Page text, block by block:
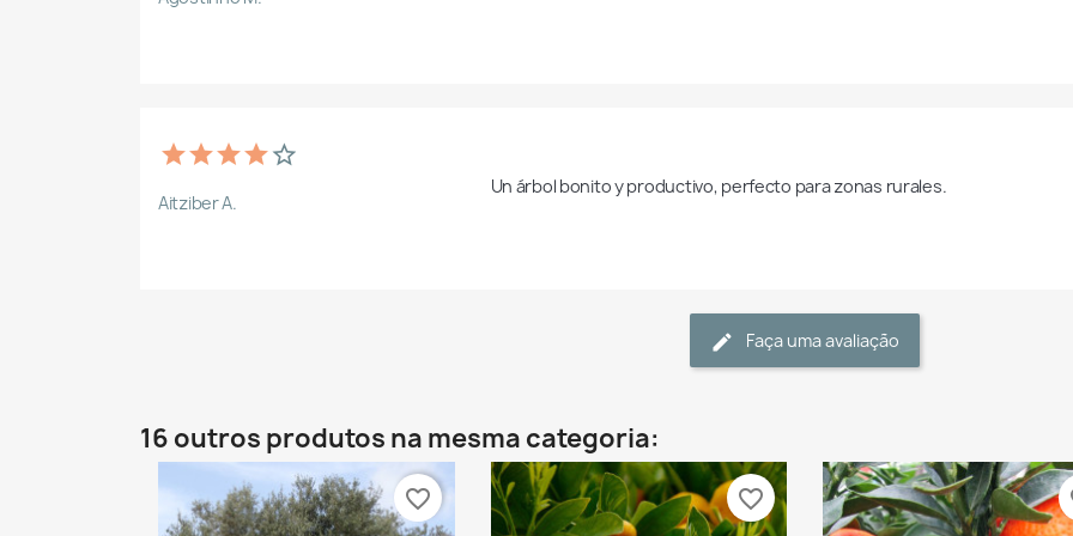
Aitziber A.
Un árbol bonito y productivo, perfecto para zonas rurales.
Faça uma avaliação
16 outros produtos na mesma categoria:
favorite_border favorite_border